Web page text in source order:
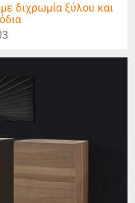
διχρωμία ξύλου και